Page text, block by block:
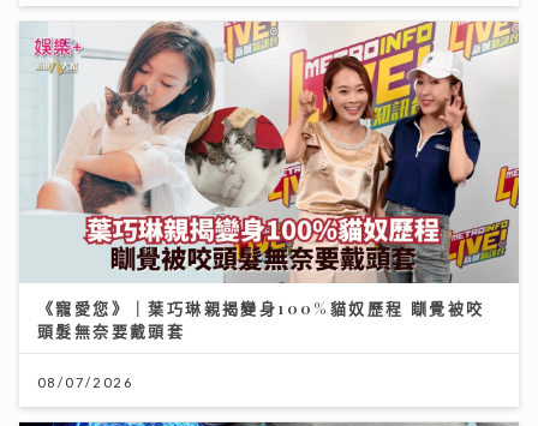
《寵愛您》｜葉巧琳親揭變身100%貓奴歷程 瞓覺被咬
頭髮無奈要戴頭套
08/07/2026